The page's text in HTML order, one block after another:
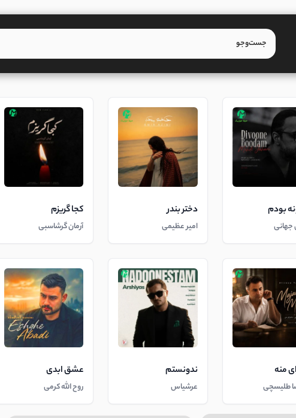
بودم دختر بندر
امیر عظیمی
کجا گریزم
آرمان گرشاسبی
منه
طلیسچی
ندونستم
عرشیاس
عشق ابدی
روح الله کرمی